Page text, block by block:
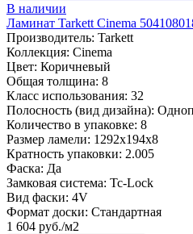
В наличии
Ламинат Tarkett Cinema
Производитель: Tarkett
Коллекция: Cinema
Цвет: Коричневый
Общая толщина: 8
Класс использования: 32
Полосность (вид дизайна):
Количество в упаковке: 8
Размер ламели: 1292х194х8
Кратность упаковки: 2.005
Фаска: Да
Замковая система: Tc-Lock
Вид фаски: 4V
Формат доски: Стандартная
1 604 руб./м2